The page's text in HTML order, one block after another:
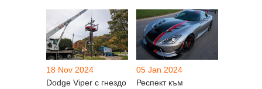
18 Nov 2024
Dodge Viper с гнездо
05 Jan 2024
Респект към